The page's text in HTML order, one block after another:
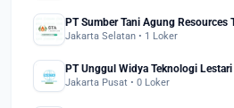
PT Sumber Tani Agung Resources
Jakarta Selatan • 1 Loker
PT Unggul Widya Teknologi Lestari
Jakarta Pusat • 0 Loker